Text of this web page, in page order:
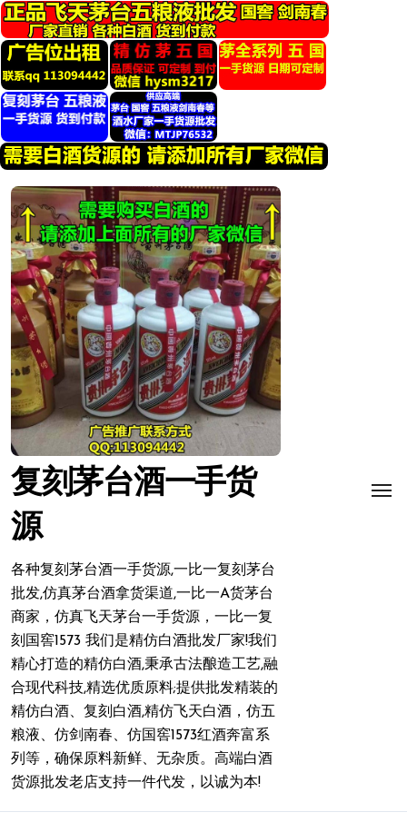
转
到
内
容
复刻茅台酒一手货
源
各种复刻茅台酒一手货源,一比一复刻茅台
批发,仿真茅台酒拿货渠道,一比一A货茅台
商家，仿真飞天茅台一手货源，一比一复
刻国窖1573 我们是精仿白酒批发厂家!我们
精心打造的精仿白酒,秉承古法酿造工艺,融
合现代科技,精选优质原料;提供批发精装的
精仿白酒、复刻白酒,精仿飞天白酒，仿五
粮液、仿剑南春、仿国窖1573红酒奔富系
列等，确保原料新鲜、无杂质。高端白酒
货源批发老店支持一件代发，以诚为本!